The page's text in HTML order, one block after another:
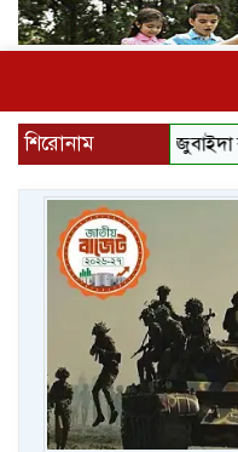
শিরোনামড্যাব: জুবাইদা রহমান